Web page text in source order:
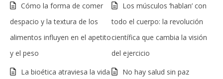
Cómo la forma de comer
despacio y la textura de los
alimentos influyen en el apetito
y el peso
Los músculos ‘hablan’ con
todo el cuerpo: la revolución
científica que cambia la visión
del ejercicio
La bioética atraviesa la vida
No hay salud sin paz